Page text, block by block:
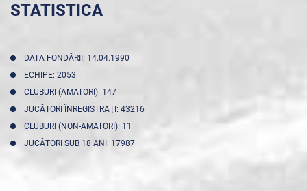
STATISTICA
DATA FONDĂRII: 14.04.1990
ECHIPE: 2053
CLUBURI (AMATORI): 147
JUCĂTORI ÎNREGISTRAŢI: 43216
CLUBURI (NON-AMATORI): 11
JUCĂTORI SUB 18 ANI: 17987